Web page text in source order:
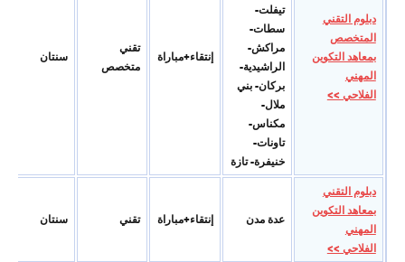
دبلوم التقني
المتخصص
بمعاهد التكوين
المهني
الفلاحي >>
تیفلت-
سطات-
مراكش-
الراشیدیة-
بركان- بني
ملال-
مكناس-
تاونات-
خنیفرة- تازة
إنتقاء+مباراة
تقني
متخصص
سنتان
دبلوم التقني
بمعاهد التكوين
المهني
الفلاحي >>
عدة مدن إنتقاء+مباراة تقني سنتان